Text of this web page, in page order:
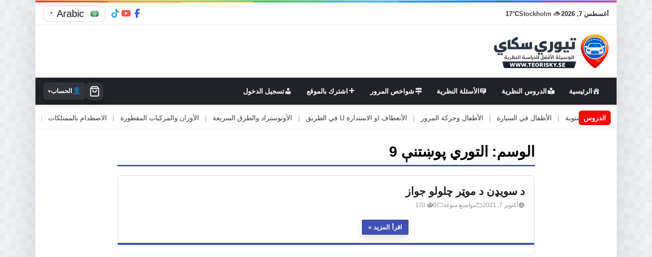
أغسطس 7, 2026 Stockholm
17°C
Arabic
▼
الرئيسية الدروس النظرية الأسئلة النظرية شواخص المرور اشترك بالموقع تسجيل الدخول الحساب▾
الدروس
الصيفية والشتوية | الأطفال في السيارة | الأطفال وحركة المرور | الأنعطاف او الاستدارة U في الطريق | الأوتوستراد والطرق السريعة | الأوزان والمركبات المقطورة | الاصطدام بالممتلكات | الالتقاء مع
الوسم: التوري پوښتنې 9
د سویډن د موټر چلولو جواز
أكتوبر 7, 2021 مواضيع منوعة 0
170
اقرأ المزيد